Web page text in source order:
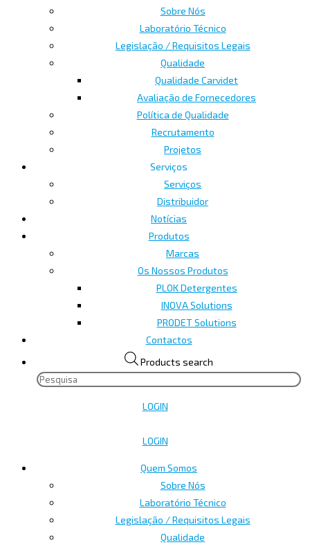
Sobre Nós
Laboratório Técnico
Legislação / Requisitos Legais
Qualidade
Qualidade Carvidet
Avaliação de Fornecedores
Política de Qualidade
Recrutamento
Projetos
Serviços
Serviços
Distribuidor
Notícias
Produtos
Marcas
Os Nossos Produtos
PLOK Detergentes
INOVA Solutions
PRODET Solutions
Contactos
Products search
LOGIN
LOGIN
Quem Somos
Sobre Nós
Laboratório Técnico
Legislação / Requisitos Legais
Qualidade